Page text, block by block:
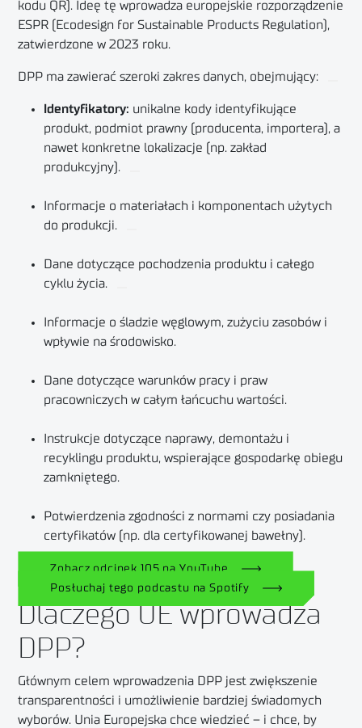
kodu QR). Ideę tę wprowadza europejskie rozporządzenie
ESPR (Ecodesign for Sustainable Products Regulation),
zatwierdzone w 2023 roku.
DPP ma zawierać szeroki zakres danych, obejmujący:
Identyfikatory: unikalne kody identyfikujące
produkt, podmiot prawny (producenta, importera), a
nawet konkretne lokalizacje (np. zakład
produkcyjny).
Informacje o materiałach i komponentach użytych
do produkcji.
Dane dotyczące pochodzenia produktu i całego
cyklu życia.
Informacje o śladzie węglowym, zużyciu zasobów i
wpływie na środowisko.
Dane dotyczące warunków pracy i praw
pracowniczych w całym łańcuchu wartości.
Instrukcje dotyczące naprawy, demontażu i
recyklingu produktu, wspierające gospodarkę obiegu
zamkniętego.
Potwierdzenia zgodności z normami czy posiadania
certyfikatów (np. dla certyfikowanej bawełny).
Zobacz odcinek 105 na YouTube
Posłuchaj tego podcastu na Spotify
Dlaczego UE wprowadza
DPP?
Głównym celem wprowadzenia DPP jest zwiększenie
transparentności i umożliwienie bardziej świadomych
wyborów. Unia Europejska chce wiedzieć – i chce, by